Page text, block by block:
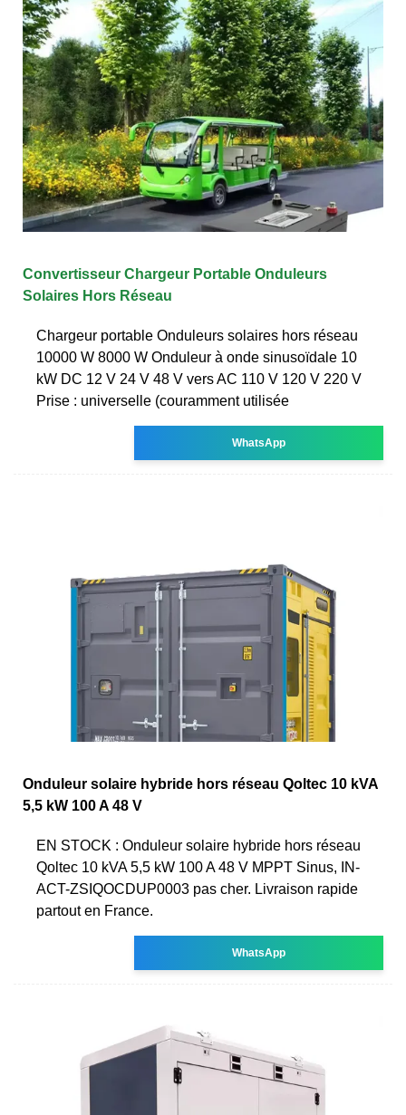
Convertisseur Chargeur Portable Onduleurs
Solaires Hors Réseau
Chargeur portable Onduleurs solaires hors réseau
10000 W 8000 W Onduleur à onde sinusoïdale 10
kW DC 12 V 24 V 48 V vers AC 110 V 120 V 220 V
Prise : universelle (couramment utilisée
WhatsApp
Onduleur solaire hybride hors réseau Qoltec 10 kVA
5,5 kW 100 A 48 V
EN STOCK : Onduleur solaire hybride hors réseau
Qoltec 10 kVA 5,5 kW 100 A 48 V MPPT Sinus, IN-
ACT-ZSIQOCDUP0003 pas cher. Livraison rapide
partout en France.
WhatsApp